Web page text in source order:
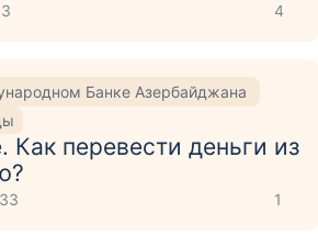
4
Банке Азербайджана
Как перевести деньги из
1